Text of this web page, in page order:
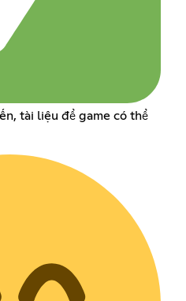
tài liệu để game có thể